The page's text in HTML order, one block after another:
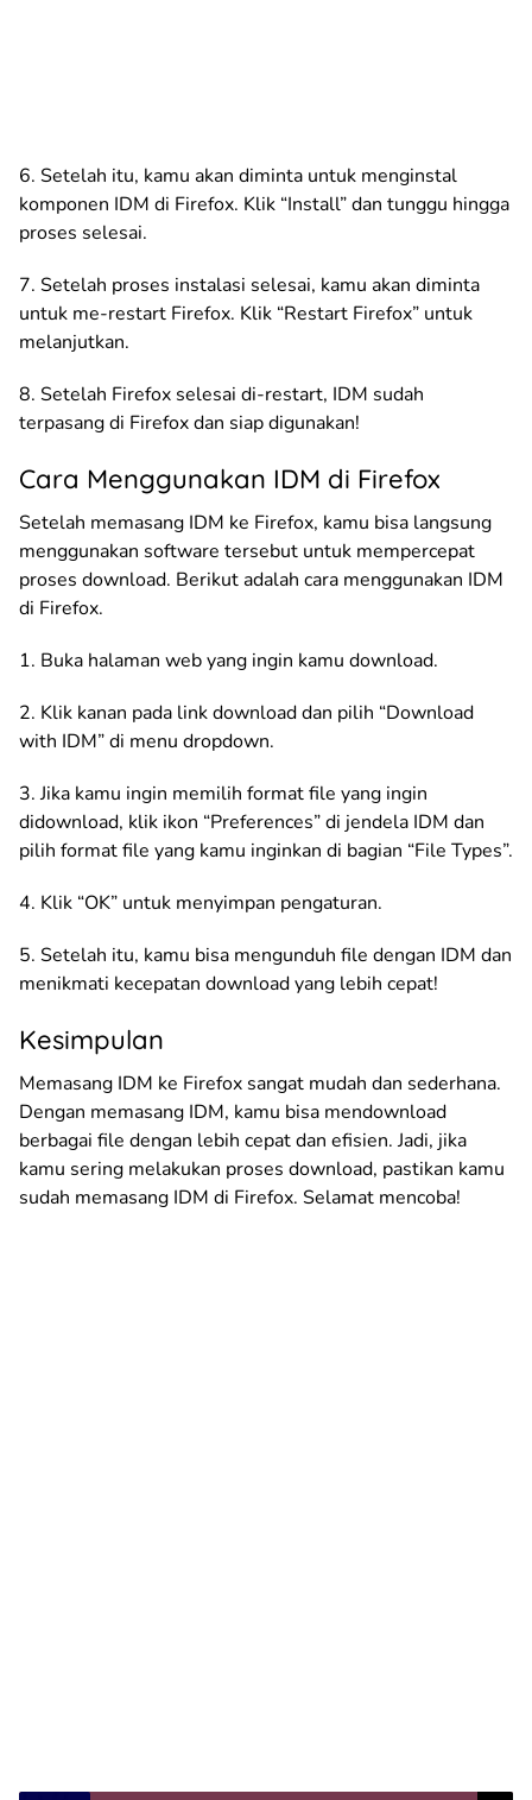
6. Setelah itu, kamu akan diminta untuk menginstal
komponen IDM di Firefox. Klik “Install” dan tunggu hingga
proses selesai.
7. Setelah proses instalasi selesai, kamu akan diminta
untuk me-restart Firefox. Klik “Restart Firefox” untuk
melanjutkan.
8. Setelah Firefox selesai di-restart, IDM sudah
terpasang di Firefox dan siap digunakan!
Cara Menggunakan IDM di Firefox
Setelah memasang IDM ke Firefox, kamu bisa langsung
menggunakan software tersebut untuk mempercepat
proses download. Berikut adalah cara menggunakan IDM
di Firefox.
1. Buka halaman web yang ingin kamu download.
2. Klik kanan pada link download dan pilih “Download
with IDM” di menu dropdown.
3. Jika kamu ingin memilih format file yang ingin
didownload, klik ikon “Preferences” di jendela IDM dan
pilih format file yang kamu inginkan di bagian “File Types”.
4. Klik “OK” untuk menyimpan pengaturan.
5. Setelah itu, kamu bisa mengunduh file dengan IDM dan
menikmati kecepatan download yang lebih cepat!
Kesimpulan
Memasang IDM ke Firefox sangat mudah dan sederhana.
Dengan memasang IDM, kamu bisa mendownload
berbagai file dengan lebih cepat dan efisien. Jadi, jika
kamu sering melakukan proses download, pastikan kamu
sudah memasang IDM di Firefox. Selamat mencoba!